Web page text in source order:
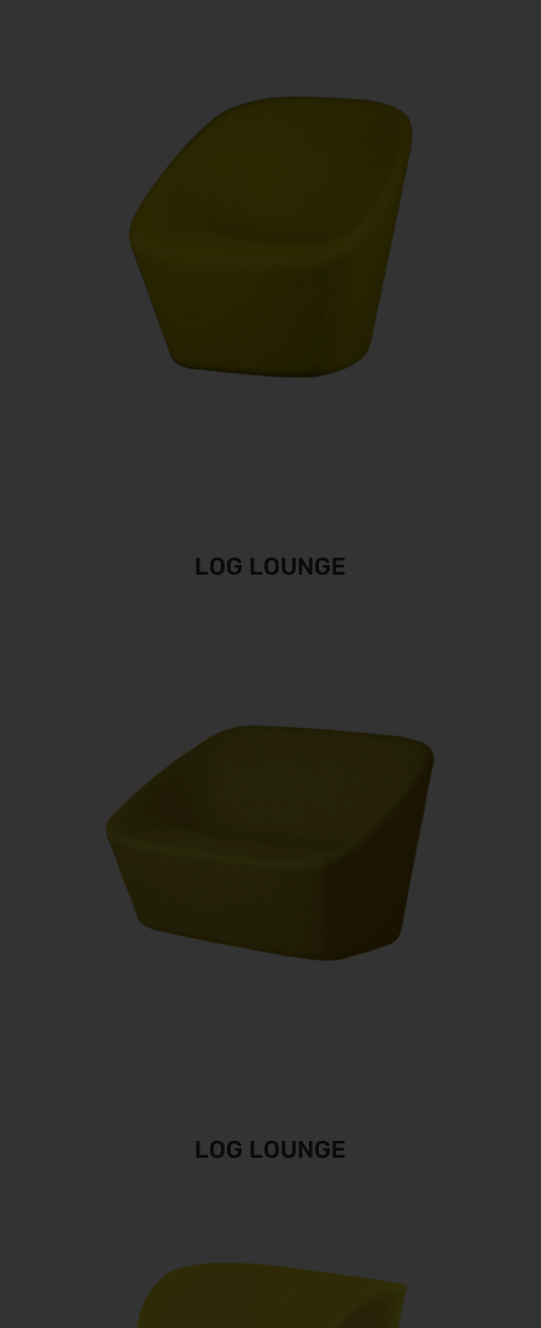
LOG LOUNGE
LOG LOUNGE